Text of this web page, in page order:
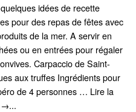
idées de recette
pour des repas de fêtes avec
de la mer. A servir en
ou en entrées pour régaler
Carpaccio de Saint-
aux truffes Ingrédients pour
de 4 personnes … Lire la
→...